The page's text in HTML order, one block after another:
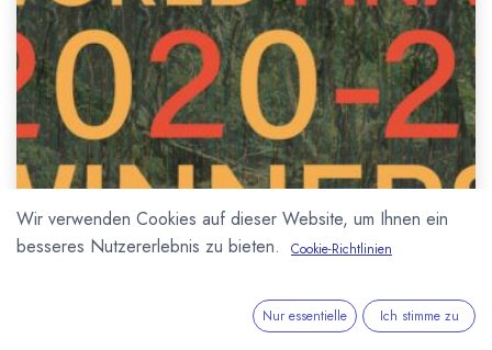
Wir verwenden Cookies auf dieser Website, um Ihnen ein
besseres Nutzererlebnis zu bieten.
Cookie-Richtlinien
Nur essentielle Ich stimme zu